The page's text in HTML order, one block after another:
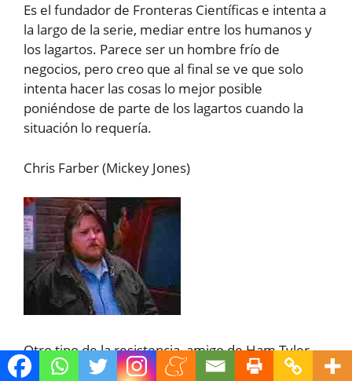
Es el fundador de Fronteras Científicas e intenta a
la largo de la serie, mediar entre los humanos y
los lagartos. Parece ser un hombre frío de
negocios, pero creo que al final se ve que solo
intenta hacer las cosas lo mejor posible
poniéndose de parte de los lagartos cuando la
situación lo requería.
Chris Farber (Mickey Jones)
Otro tipo de la resistencia, amigo de Ham Tyler.